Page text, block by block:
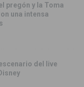
pregón y la Toma
una intensa
del live